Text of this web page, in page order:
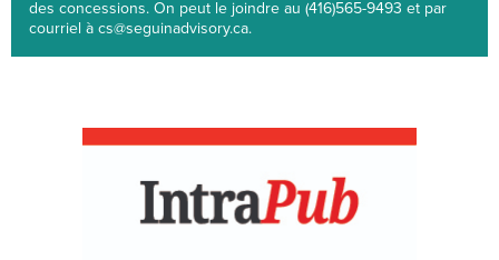
des concessions. On peut le joindre au (416)565-9493 et par
courriel à cs@seguinadvisory.ca.